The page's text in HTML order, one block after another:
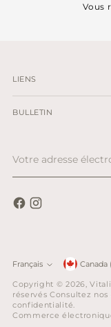
Vous
LIENS
BULLETIN
adresse
électronique
Langue
Français
Copyright © 2026,
réservés Consultez
confidentialité.
Commerce